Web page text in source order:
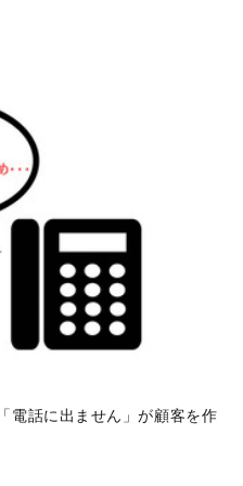
電話に出ません」が顧客を作